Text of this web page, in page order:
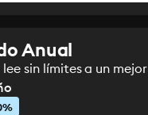
Anual
lee sin límites a un